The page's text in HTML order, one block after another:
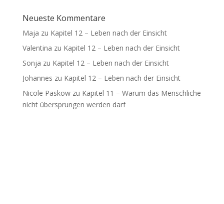
Neueste Kommentare
Maja zu Kapitel 12 – Leben nach der Einsicht
Valentina zu Kapitel 12 – Leben nach der Einsicht
Sonja zu Kapitel 12 – Leben nach der Einsicht
Johannes zu Kapitel 12 – Leben nach der Einsicht
Nicole Paskowzu Kapitel 11 – Warum das Menschliche
nicht übersprungen werden darf